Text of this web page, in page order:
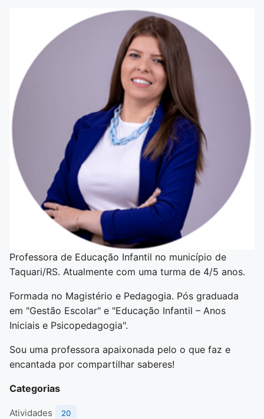
Professora de Educação Infantil no município de
Taquari/RS. Atualmente com uma turma de 4/5 anos.
Formada no Magistério e Pedagogia. Pós graduada
em "Gestão Escolar" e "Educação Infantil – Anos
Iniciais e Psicopedagogia".
Sou uma professora apaixonada pelo o que faz e
encantada por compartilhar saberes!
Categorias
Atividades 20